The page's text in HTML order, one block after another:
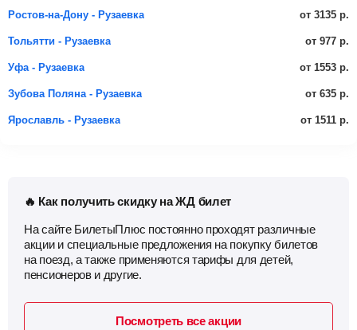
Ростов-на-Дону - Рузаевка от 3135 р.
Тольятти - Рузаевка от 977 р.
Уфа - Рузаевка от 1553 р.
Зубова Поляна - Рузаевка от 635 р.
Ярославль - Рузаевка от 1511 р.
🔥 Как получить скидку на ЖД билет
На сайте БилетыПлюс постоянно проходят различные
акции и специальные предложения на покупку билетов
на поезд, а также применяются тарифы для детей,
пенсионеров и другие.
Посмотреть все акции